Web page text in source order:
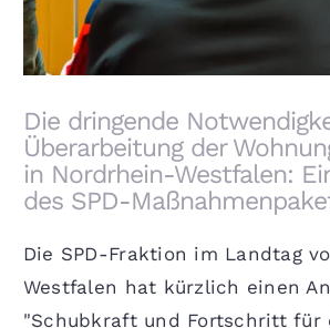
Die dringende
Überarbeitung der
in Nordrhein-Westfalen:
des SPD-
Die SPD-Fraktion im Landtag
Westfalen hat kürzlich einen
"Schubkraft und Fortschritt für